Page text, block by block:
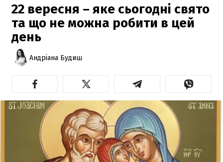
22 вересня – яке сьогодні свято
та що не можна робити в цей
день
Андріана Будиш